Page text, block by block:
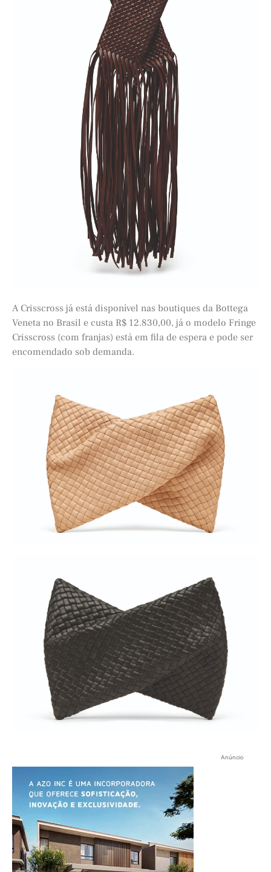
A Crisscross já está disponível nas boutiques da Bottega
Veneta no Brasil e custa R$ 12.830,00, já o modelo Fringe
Crisscross (com franjas) está em fila de espera e pode ser
encomendado sob demanda.
Anúncio